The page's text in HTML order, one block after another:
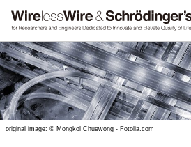
original image: © Mongkol Chuewong - Fotolia.com